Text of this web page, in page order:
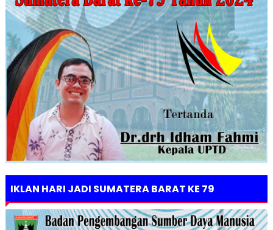
IKLAN HARI JADI SUMATERA BARAT KE 79